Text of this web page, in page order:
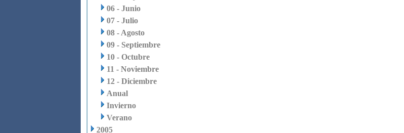
06 - Junio
07 - Julio
08 - Agosto
09 - Septiembre
10 - Octubre
11 - Noviembre
12 - Diciembre
Anual
Invierno
Verano
2005